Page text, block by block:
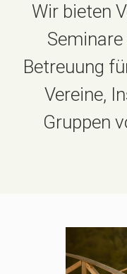
Wir bieten
Betreuung
Vereine,
Gruppen